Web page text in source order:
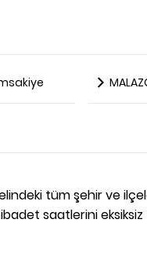
tüm şehir ve
saatlerini